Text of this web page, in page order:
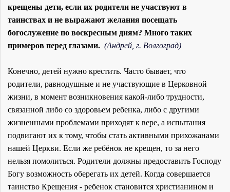
крещены дети, если их родители не участвуют в
таинствах и не выражают желания посещать
богослужение по воскресным дням? Много таких
примеров перед глазами. (Андрей, г. Волгоград)
Конечно, детей нужно крестить. Часто бывает, что
родители, равнодушные и не участвующие в Церковной
жизни, в момент возникновения какой-либо трудности,
связанной либо со здоровьем ребенка, либо с другими
жизненными проблемами приходят к вере, а испытания
подвигают их к тому, чтобы стать активными прихожанами
нашей Церкви. Если же ребёнок не крещен, то за него
нельзя помолиться. Родители должны предоставить Господу
Богу возможность оберегать их детей. Когда совершается
таинство Крещения - ребенок становится христианином и